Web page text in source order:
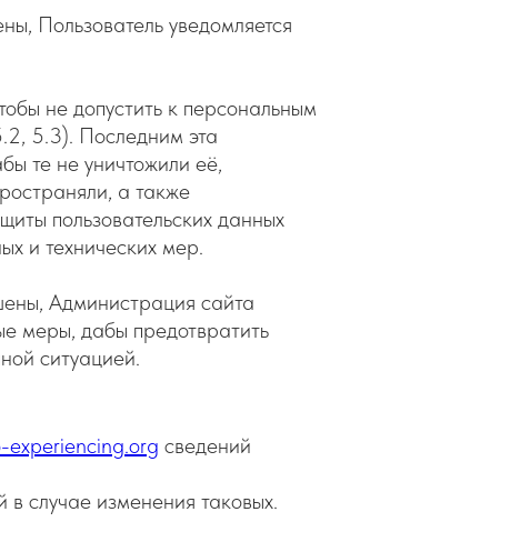
Пользователь уведомляется
не допустить к персональным
5.3). Последним эта
те не уничтожили её,
а также
пользовательских данных
и технических мер.
Администрация сайта
меры, дабы предотвратить
ситуацией.
experiencing.org сведений
случае изменения таковых.